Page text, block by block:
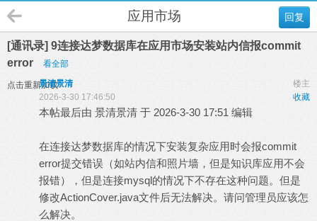
回复
应用市场
[通讯录] 9连接达梦数据库在应用市场安装站内信报commit
error
看全部
点击重新加载 楼主
景清景清
收藏
2026-3-30 17:46:50
本帖最后由 景清景清 于 2026-3-30 17:51 编辑
在连接达梦数据库的情况下安装复杂应用时会报commit
error提交错误（如站内信和照片墙，但是知识库应用不会
报错），但是连接mysql的情况下不存在这种问题。但是
修改ActionCover.java文件后无法解决。请问管理员应该怎
么解决。